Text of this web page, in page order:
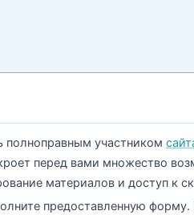
полноправным участником
перед вами множество
материалов и доступ к
предоставленную